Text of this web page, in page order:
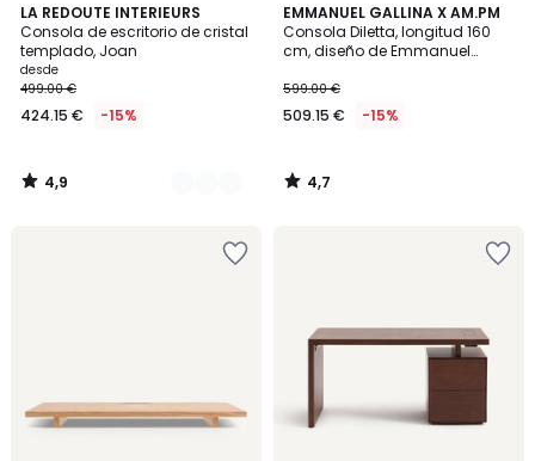
LA REDOUTE INTERIEURS
Consola de escritorio de cristal
templado, Joan
desde
499.00 €
424.15 € -15%
4,9
/ 5
2
Colores
4,9
/
EMMANUEL GALLINA X AM.PM
Consola Diletta, longitud 160
cm, diseño de Emmanuel
599.00 €
509.15 € -15%
4,7
/ 5
4,7
/